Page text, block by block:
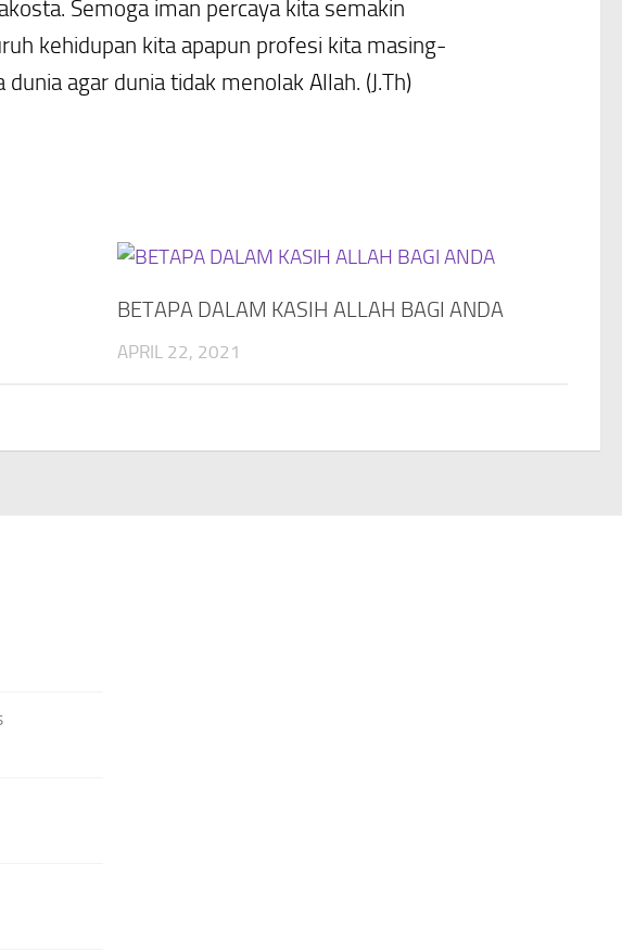
Semoga iman percaya kita semakin
kehidupan kita apapun profesi kita masing-
agar dunia tidak menolak Allah. (J.Th)
BETAPA DALAM KASIH ALLAH BAGI ANDA
APRIL 22, 2021